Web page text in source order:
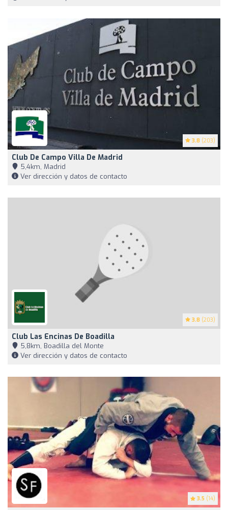
3.8 (203)
Club De Campo Villa De Madrid
5,4km, Madrid
Ver dirección y datos de contacto
3.8 (203)
Club Las Encinas De Boadilla
5,8km, Boadilla del Monte
Ver dirección y datos de contacto
3.5 (14)